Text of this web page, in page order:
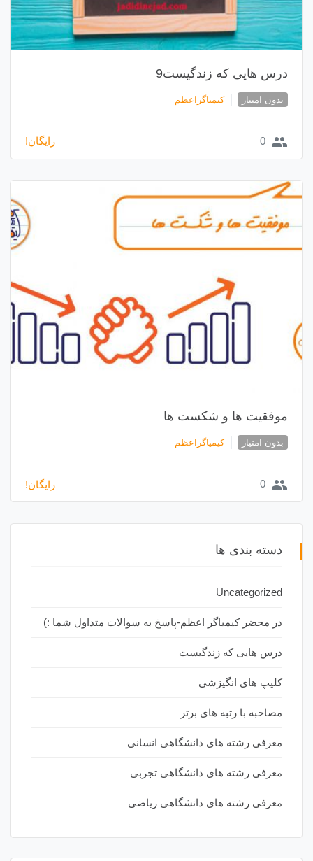
درس هایی که زندگیست9
بدون امتیاز کیمیاگراعظم
group
0 رایگان!
موفقیت ها و شکست ها
بدون امتیاز کیمیاگراعظم
group
0 رایگان!
دسته بندی ها
Uncategorized
در محضر کیمیاگر اعظم-پاسخ به سوالات متداول شما :)
درس هایی که زندگیست
کلیپ های انگیزشی
مصاحبه با رتبه های برتر
معرفی رشته های دانشگاهی انسانی
معرفی رشته های دانشگاهی تجربی
معرفی رشته های دانشگاهی ریاضی